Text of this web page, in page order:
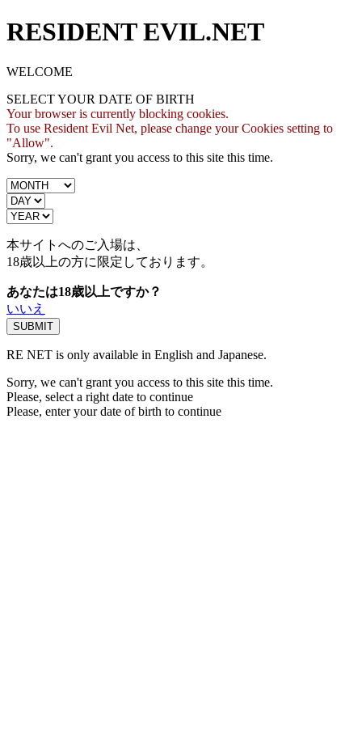
RESIDENT EVIL.NET
WELCOME
SELECT YOUR DATE OF BIRTH
Your browser is currently blocking cookies.
To use Resident Evil Net, please change your Cookies setting to
"Allow".
Sorry, we can't grant you access to this site this time.
本サイトへのご入場は、
18歳以上の方に限定しております。
あなたは18歳以上ですか？
いいえ
RE NET is only available in English and Japanese.
Sorry, we can't grant you access to this site this time.
Please, select a right date to continue
Please, enter your date of birth to continue